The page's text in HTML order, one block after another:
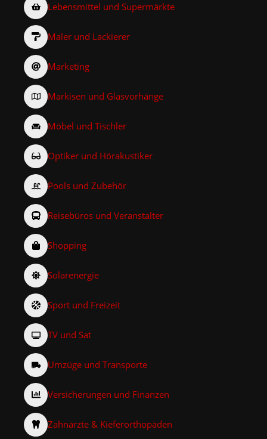
Lebensmittel und Supermärkte
Maler und Lackierer
Marketing
Markisen und Glasvorhänge
Möbel und Tischler
Optiker und Hörakustiker
Pools und Zubehör
Reisebüros und Veranstalter
Shopping
Solarenergie
Sport und Freizeit
TV und Sat
Umzüge und Transporte
Versicherungen und Finanzen
Zahnärzte & Kieferorthopäden